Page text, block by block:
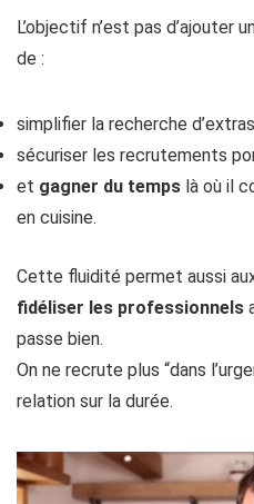
L’objectif n’est pas d’ajouter
de :
simplifier la recherche
sécuriser les recrutements
et gagner du temps là où il
en cuisine.
Cette fluidité permet aussi
fidéliser les professionnels
passe bien.
On ne recrute plus “dans
relation sur la durée.